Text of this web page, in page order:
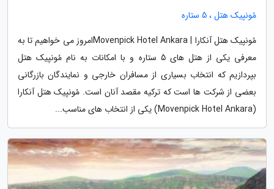
مُونپیک هتل ، 5 ستاره
مُونپیک هتل آنکارا | Movenpick Hotel Ankaraامروز می خواهیم تا به
معرفی یکی از هتل های 5 ستاره و با امکانات به نام مُونپیک هتل
بپردازیم که انتخاب بسیاری از مسافران خارجی و نمایندگان بازرگانی
بعضی از شرکت ها است که ترکیه مقصد آنان است. مُونپیک هتل آنکارا
(Movenpick Hotel Ankara) یکی از انتخاب های مناسب...